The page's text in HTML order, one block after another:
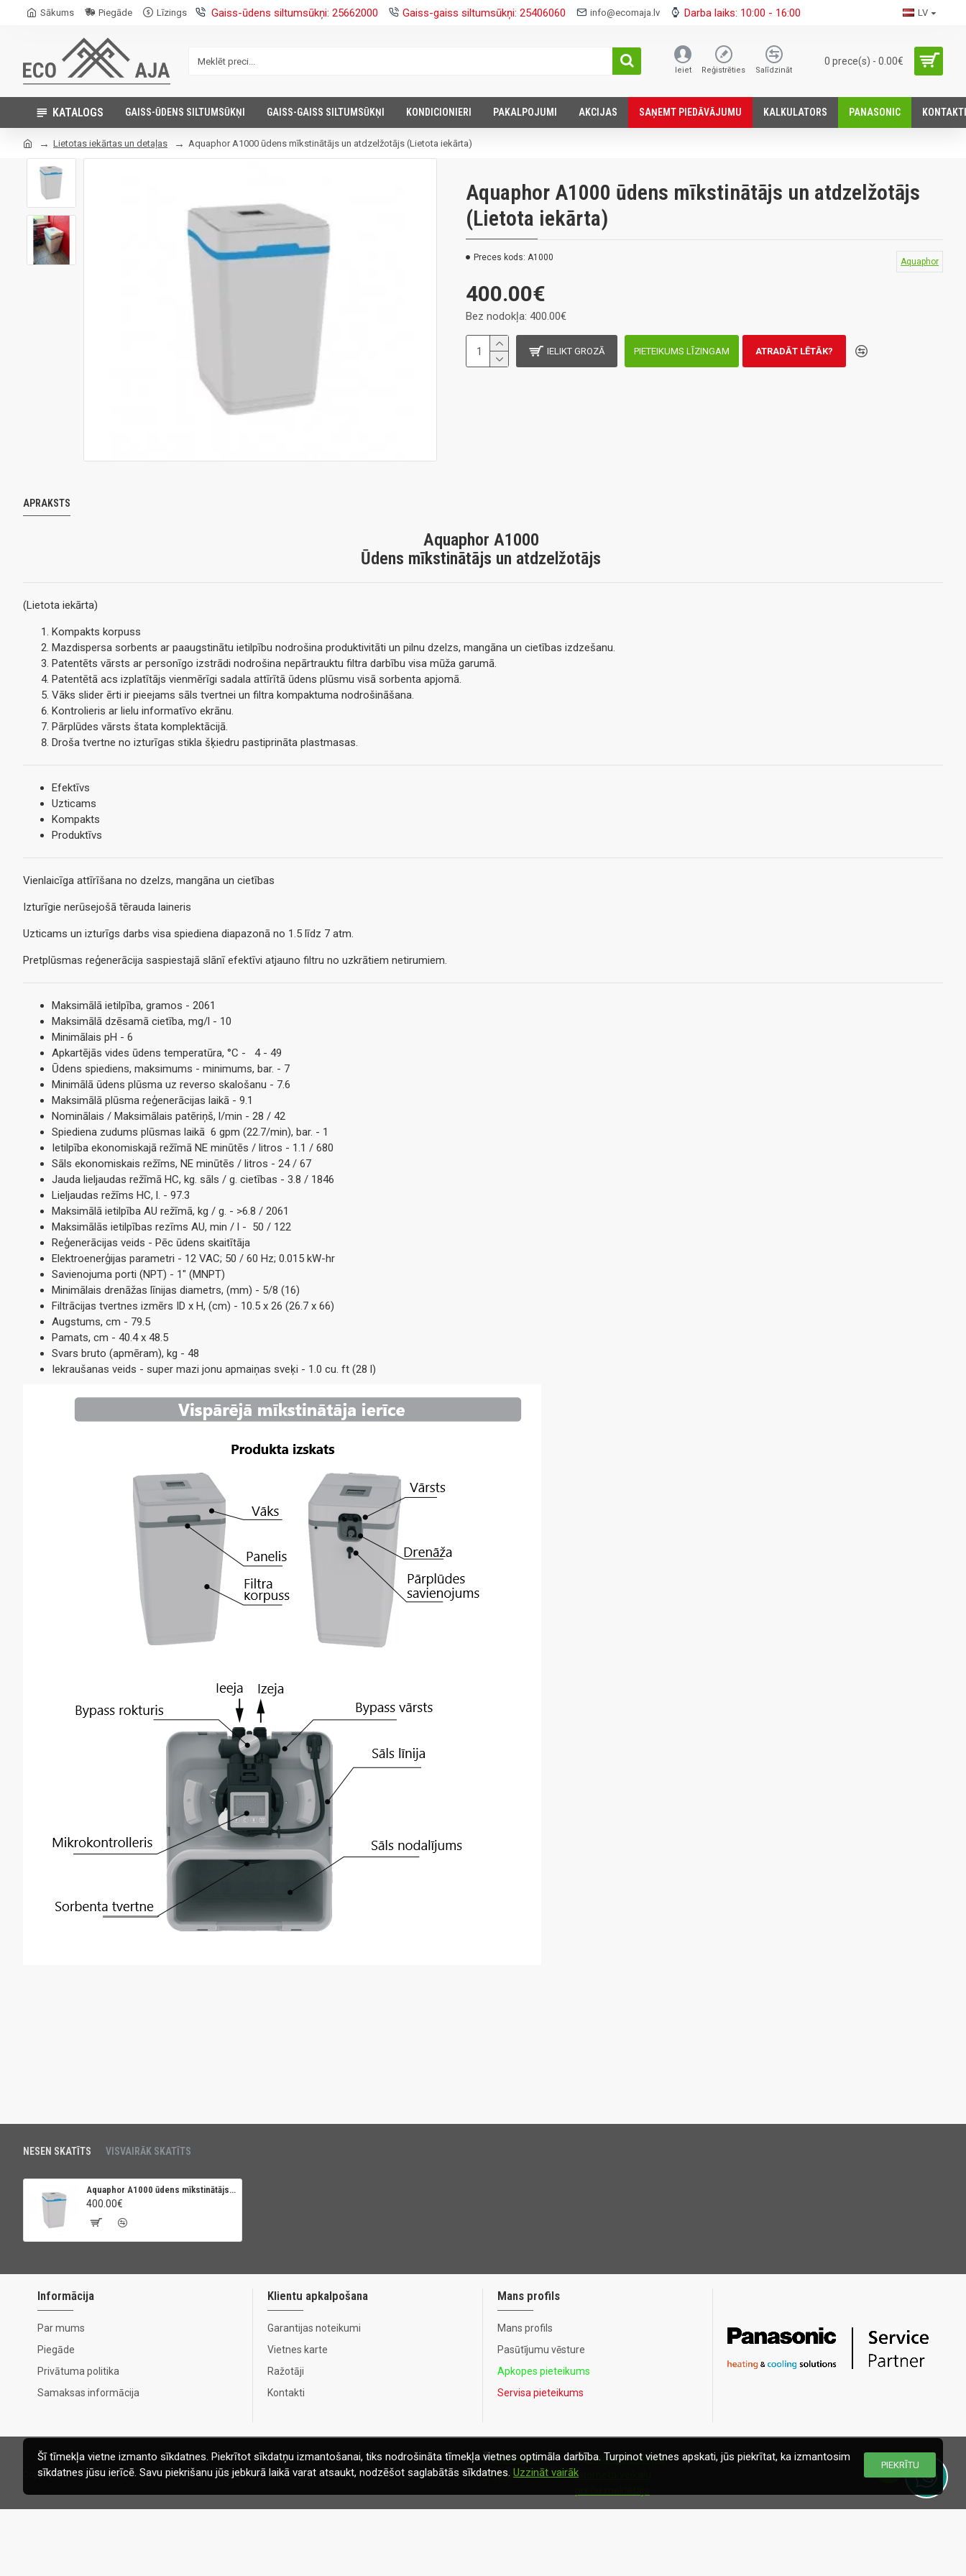
Sākums Piegāde Līzings Gaiss-ūdens siltumsūkņi: 25662000 Gaiss-gaiss siltumsūkņi: 25406060 info@ecomaja.lv Darba laiks: 10:00 - 16:00 LV
Ieiet Reģistrēties Salīdzināt
0 prece(s) - 0.00€
KATALOGS GAISS-ŪDENS SILTUMSŪKŅI GAISS-GAISS SILTUMSŪKŅI KONDICIONIERI PAKALPOJUMI AKCIJAS SАŅEMT PIEDĀVĀJUMU KALKULATORS PANASONIC KONTAKTI
Lietotas iekārtas un detaļas Aquaphor A1000 ūdens mīkstinātājs un atdzelžotājs (Lietota iekārta)
Aquaphor A1000 ūdens mīkstinātājs un atdzelžotājs
(Lietota iekārta)
Preces kods: A1000 Aquaphor
400.00€
Bez nodokļa: 400.00€
IELIKT GROZĀ PIETEIKUMS LĪZINGAM ATRADĀT LĒTĀK?
APRAKSTS
Aquaphor A1000
Ūdens mīkstinātājs un atdzelžotājs
(Lietota iekārta)
Kompakts korpuss
Mazdispersa sorbents ar paaugstinātu ietilpību nodrošina produktivitāti un pilnu dzelzs, mangāna un cietības izdzešanu.
Patentēts vārsts ar personīgo izstrādi nodrošina nepārtrauktu filtra darbību visa mūža garumā.
Patentētā acs izplatītājs vienmērīgi sadala attīrītā ūdens plūsmu visā sorbenta apjomā.
Vāks slider ērti ir pieejams sāls tvertnei un filtra kompaktuma nodrošināšana.
Kontrolieris ar lielu informatīvo ekrānu.
Pārplūdes vārsts štata komplektācijā.
Droša tvertne no izturīgas stikla šķiedru pastiprināta plastmasas.
Efektīvs
Uzticams
Kompakts
Produktīvs
Vienlaicīga attīrīšana no dzelzs, mangāna un cietības
Izturīgie nerūsejošā tērauda laineris
Uzticams un izturīgs darbs visa spiediena diapazonā no 1.5 līdz 7 atm.
Pretplūsmas reģenerācija saspiestajā slānī efektīvi atjauno filtru no uzkrātiem netirumiem.
Maksimālā ietilpība, gramos - 2061
Maksimālā dzēsamā cietība, mg/l - 10
Minimālais pH - 6
Apkartējās vides ūdens temperatūra, °C - 4 - 49
Ūdens spiediens, maksimums - minimums, bar. - 7
Minimālā ūdens plūsma uz reverso skalošanu - 7.6
Maksimālā plūsma reģenerācijas laikā - 9.1
Nominālais / Maksimālais patēriņš, l/min - 28 / 42
Spiediena zudums plūsmas laikā 6 gpm (22.7/min), bar. - 1
Ietilpība ekonomiskajā režīmā NE minūtēs / litros - 1.1 / 680
Sāls ekonomiskais režīms, NE minūtēs / litros - 24 / 67
Jauda lieljaudas režīmā HC, kg. sāls / g. cietības - 3.8 / 1846
Lieljaudas režīms HC, l. - 97.3
Maksimālā ietilpība AU režīmā, kg / g. - >6.8 / 2061
Maksimālās ietilpības rezīms AU, min / l - 50 / 122
Reģenerācijas veids - Pēc ūdens skaitītāja
Elektroenerģijas parametri - 12 VAC; 50 / 60 Hz; 0.015 kW-hr
Savienojuma porti (NPT) - 1" (MNPT)
Minimālais drenāžas līnijas diametrs, (mm) - 5/8 (16)
Filtrācijas tvertnes izmērs ID x H, (cm) - 10.5 x 26 (26.7 x 66)
Augstums, cm - 79.5
Pamats, cm - 40.4 x 48.5
Svars bruto (apmēram), kg - 48
Iekraušanas veids - super mazi jonu apmaiņas sveķi - 1.0 cu. ft (28 l)
NESEN SKATĪTS VISVAIRĀK SKATĪTS
Aquaphor A1000 ūdens mīkstinātājs un atdzelžotājs (Lietota iekārta)
400.00€
Informācija
Par mums
Piegāde
Privātuma politika
Samaksas informācija
Klientu apkalpošana
Garantijas noteikumi
Vietnes karte
Ražotāji
Kontakti
Mans profils
Mans profils
Pasūtījumu vēsture
Apkopes pieteikums
Servisa pieteikums
Copyright © 2020, Ecomaja.lv. Visas tiesības aizsargātas
PIEKRĪTU
Šī tīmekļa vietne izmanto sīkdatnes. Piekrītot sīkdatņu izmantošanai, tiks nodrošināta tīmekļa vietnes optimāla darbība. Turpinot vietnes apskati, jūs piekrītat, ka izmantosim
sīkdatnes jūsu ierīcē. Savu piekrišanu jūs jebkurā laikā varat atsaukt, nodzēšot saglabātās sīkdatnes. Uzzināt vairāk